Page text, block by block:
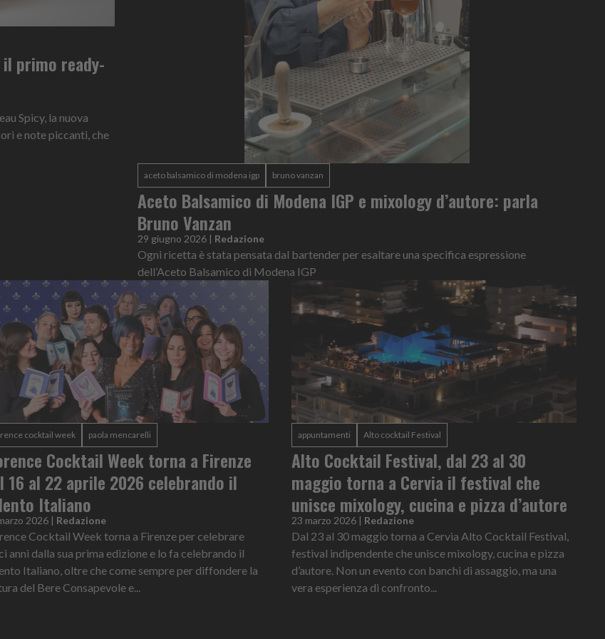
il primo ready-
Spicy, la nuova
e note piccanti, che
aceto balsamico di modena igp bruno vanzan
Aceto Balsamico di Modena IGP e mixology d’autore: parla
Bruno Vanzan
29 giugno 2026 | Redazione
Ogni ricetta è stata pensata dal bartender per esaltare una specifica espressione
dell’Aceto Balsamico di Modena IGP
cocktail week paola mencarelli
Cocktail Week torna a Firenze
16 al 22 aprile 2026 celebrando il
Italiano
2026 | Redazione
Cocktail Week torna a Firenze per celebrare
anni dalla sua prima edizione e lo fa celebrando il
Italiano, oltre che come sempre per diffondere la
del Bere Consapevole e...
appuntamenti Alto cocktail Festival
Alto Cocktail Festival, dal 23 al 30
maggio torna a Cervia il festival che
unisce mixology, cucina e pizza d’autore
23 marzo 2026 | Redazione
Dal 23 al 30 maggio torna a Cervia Alto Cocktail Festival,
festival indipendente che unisce mixology, cucina e pizza
d’autore. Non un evento con banchi di assaggio, ma una
vera esperienza di confronto...